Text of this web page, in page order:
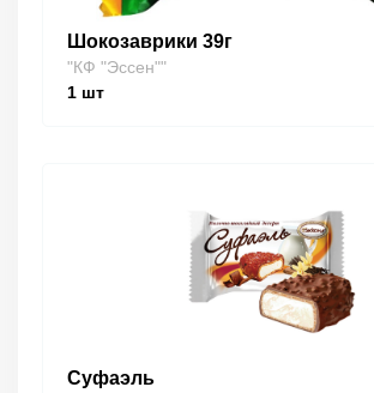
Шокозаврики 39г
"КФ "Эссен""
1 шт
Суфаэль